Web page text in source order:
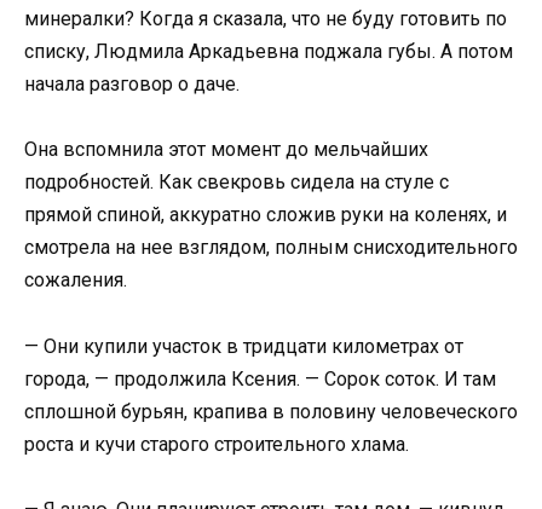
минералки? Когда я сказала, что не буду готовить по
списку, Людмила Аркадьевна поджала губы. А потом
начала разговор о даче.
Она вспомнила этот момент до мельчайших
подробностей. Как свекровь сидела на стуле с
прямой спиной, аккуратно сложив руки на коленях, и
смотрела на нее взглядом, полным снисходительного
сожаления.
— Они купили участок в тридцати километрах от
города, — продолжила Ксения. — Сорок соток. И там
сплошной бурьян, крапива в половину человеческого
роста и кучи старого строительного хлама.